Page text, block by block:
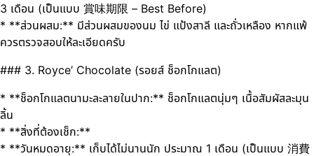
3 เดือน (เป็นแบบ 賞味期限 – Best Before)
* **ส่วนผสม:** มีส่วนผสมของนม ไข่ แป้งสาลี และถั่วเหลือง หากแพ้
ควรตรวจสอบให้ละเอียดครับ
### 3. Royce’ Chocolate (รอยส์ ช็อกโกแลต)
* **ช็อกโกแลตนามะละลายในปาก:** ช็อกโกแลตนุ่มๆ เนื้อสัมผัสละมุน
ลิ้น
* **สิ่งที่ต้องเช็ก:**
* **วันหมดอายุ:** เก็บได้ไม่นานนัก ประมาณ 1 เดือน (เป็นแบบ 消費